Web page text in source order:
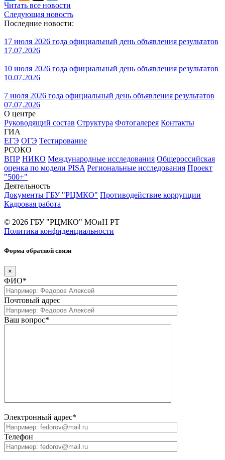
Читать все новости
Следующая новость
Последние новости:
17 июля 2026 года официальный день объявления результатов
17.07.2026
10 июля 2026 года официальный день объявления результатов
10.07.2026
7 июля 2026 года официальный день объявления результатов
07.07.2026
О центре
Руководящий состав Структура Фотогалерея Контакты
ГИА
ЕГЭ ОГЭ Тестирование
РСОКО
ВПР НИКО Международные исследования Общероссийская
оценка по модели PISA Региональные исследования Проект
"500+"
Деятельность
Документы ГБУ "РЦМКО" Противодействие коррупции
Кадровая работа
© 2026 ГБУ "РЦМКО" МОиН РТ
Политика конфиденциальности
Форма обратной связи
×
ФИО*
Почтовый адрес
Ваш вопрос*
Электронный адрес*
Телефон